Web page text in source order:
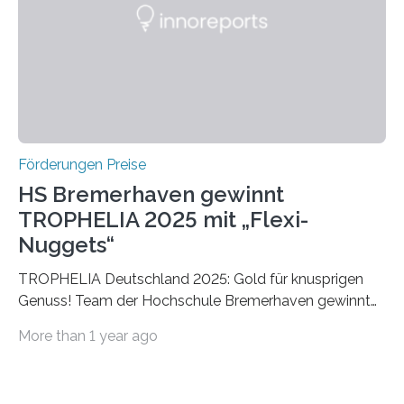
Foundation, des BIAL Award in Biomedicine ist in
Förderungen Preise
HS Bremerhaven gewinnt
TROPHELIA 2025 mit „Flexi-
Nuggets“
TROPHELIA Deutschland 2025: Gold für knusprigen
Genuss! Team der Hochschule Bremerhaven gewinnt
ECOTROPHELIAMit der Produktidee “Flexi-Nuggets”
More than 1 year ago